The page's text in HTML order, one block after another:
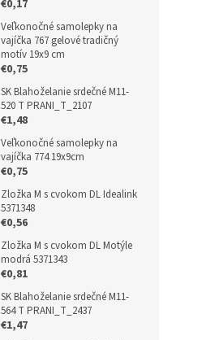
€0,17
Veľkonočné samolepky na
vajíčka 767 gelové tradičný
motív 19x9 cm
€0,75
SK Blahoželanie srdečné M11-
520 T PRANI_T_2107
€1,48
Veľkonočné samolepky na
vajíčka 774 19x9cm
€0,75
Zložka M s cvokom DL Idealink
5371348
€0,56
Zložka M s cvokom DL Motýle
modrá 5371343
€0,81
SK Blahoželanie srdečné M11-
564 T PRANI_T_2437
€1,47